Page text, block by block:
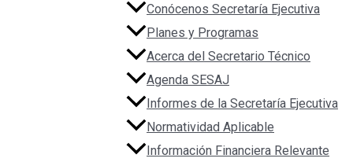
Conócenos Secretaría Ejecutiva
Planes y Programas
Acerca del Secretario Técnico
Agenda SESAJ
Informes de la Secretaría Ejecutiva
Normatividad Aplicable
Información Financiera Relevante